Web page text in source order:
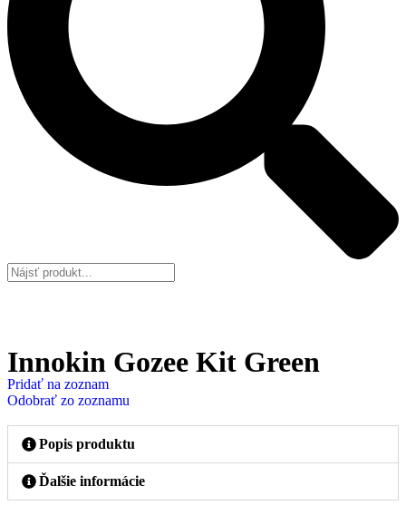
Innokin Gozee Kit Green
Pridať na zoznam
Odobrať zo zoznamu
Popis produktu
Ďalšie informácie